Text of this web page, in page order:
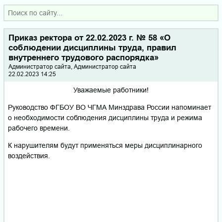
Приказ ректора от 22.02.2023 г. № 58 «О
соблюдении дисциплины труда, правил
внутреннего трудового распорядка»
Администратор сайта, Администратор сайта
22.02.2023 14:25
Уважаемые работники!
Руководство ФГБОУ ВО ЧГМА Минздрава России напоминает
о необходимости соблюдения дисциплины труда и режима
рабочего времени.
К нарушителям будут применяться меры дисциплинарного
воздействия.